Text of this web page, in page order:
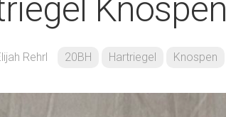
Birke
Eibe
Knospen
Rehrl 20BH Hartriegel Knospen